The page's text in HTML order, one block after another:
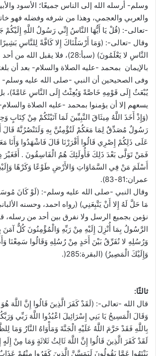
وسلم- أرسله الله إلى الناس جميعًا؛ الأسود
والعربي والعجمي، وهذا من شرفه وفضله فهو خاتم
-تعالى-: (قُلْ يَا أَيُّهَا النَّاسُ إِنِّي رَسُولُ اللَّهِ إِلَيْكُمْ
وقال -تعالى-: (وَمَا أَرْسَلْنَاكَ إِلا كَافَّةً لِلنَّاسِ بَشِيرًا
النَّاسِ لا يَعْلَمُونَ) (سبأ:28)، فلا يقبل
بالإيمان بمحمد -عليه الصلاة والسلام- بعد أن
وفى الصحيحين أن النبي -صلى الله عليه وسلم-
يُبْعَثُ إِلَى قَوْمِهِ خَاصَّةً وَبُعِثْتُ إِلَى النَّاسِ عَامَّةً)، بل
يسعهم إلا أن يؤمنوا بمحمد -عليه الصلاة
(وَإِذْ أَخَذَ اللَّهُ مِيثَاقَ النَّبِيِّينَ لَمَا آتَيْتُكُمْ مِنْ كِتَابٍ
رَسُولٌ مُصَدِّقٌ لِمَا مَعَكُمْ لَتُؤْمِنُنَّ بِهِ وَلَتَنْصُرُنَّهُ قَالَ
عَلَى ذَلِكُمْ إِصْرِي قَالُوا أَقْرَرْنَا قَالَ فَاشْهَدُوا وَأَنَا
فَمَنْ تَوَلَّى بَعْدَ ذَلِكَ فَأُولَئِكَ هُمُ الْفَاسِقُونَ . أَفَغَيْرَ
أَسْلَمَ مَنْ فِي السَّمَاوَاتِ وَالأَرْضِ طَوْعًا وَكَرْهًا
عمران:81-83).
وقال النبي -صلى الله عليه وسلم-: (لَوْ كَانَ
مَا حَلَّ لَهُ إِلا أَنْ يَتَّبِعَنِي) (رواه احمد، وحسنه
نؤمن بجميع الرسل ولا نفرق بين أحد من رسله،
الرَّسُولُ بِمَا أُنْزِلَ إِلَيْهِ مِنْ رَبِّهِ وَالْمُؤْمِنُونَ كُلٌّ آمَنَ
وَرُسُلِهِ لا نُفَرِّقُ بَيْنَ أَحَدٍ مِنْ رُسُلِهِ وَقَالُوا سَمِعْنَا
وَإِلَيْكَ الْمَصِيرُ) (البقرة:285(.
ثالثًا:
قال الله -تعالى-: (لَقَدْ كَفَرَ الَّذِينَ قَالُوا إِنَّ اللَّهَ
وَقَالَ الْمَسِيحُ يَا بَنِي إِسْرَائِيلَ اعْبُدُوا اللَّهَ رَبِّي
بِاللَّهِ فَقَدْ حَرَّمَ اللَّهُ عَلَيْهِ الْجَنَّةَ وَمَأْوَاهُ النَّارُ وَمَا
لَقَدْ كَفَرَ الَّذِينَ قَالُوا إِنَّ اللَّهَ ثَالِثُ ثَلاثَةٍ وَمَا مِنْ إِلَهٍ